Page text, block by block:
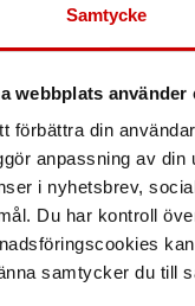
Samtycke
webbplats använder
förbättra din
anpassning av
i nyhetsbrev,
Du har kontroll
samtycker du till
på vald produkt